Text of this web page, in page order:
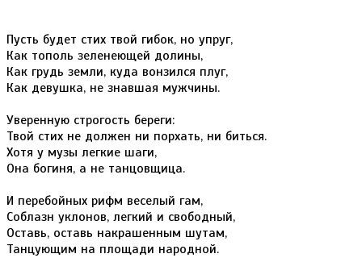
Пусть будет стих твой гибок, но упруг,
Как тополь зеленеющей долины,
Как грудь земли, куда вонзился плуг,
Как девушка, не знавшая мужчины.
Уверенную строгость береги:
Твой стих не должен ни порхать, ни биться.
Хотя у музы легкие шаги,
Она богиня, а не танцовщица.
И перебойных рифм веселый гам,
Соблазн уклонов, легкий и свободный,
Оставь, оставь накрашенным шутам,
Танцующим на площади народной.